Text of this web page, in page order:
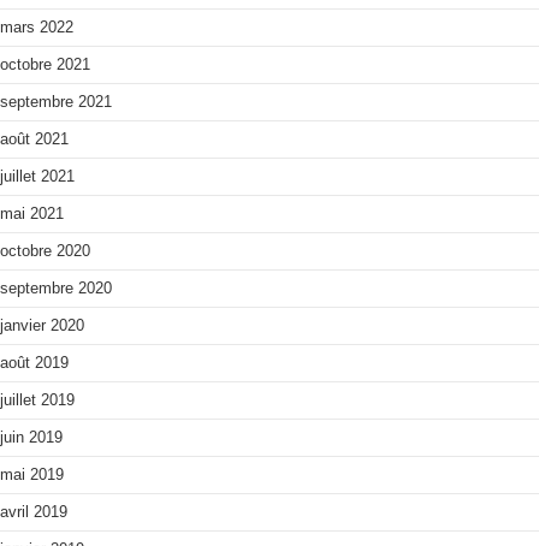
mars 2022
octobre 2021
septembre 2021
août 2021
juillet 2021
mai 2021
octobre 2020
septembre 2020
janvier 2020
août 2019
juillet 2019
juin 2019
mai 2019
avril 2019